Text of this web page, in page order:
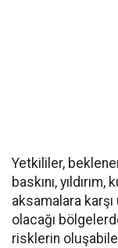
Yetkililer,
baskını,
aksamalara karşı
olacağı
risklerin